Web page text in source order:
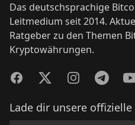
Das deutschsprachige
Leitmedium seit 2014.
Ratgeber zu den Themen
Kryptowährungen.
FacebookTwitterInstagram
Lade dir unsere